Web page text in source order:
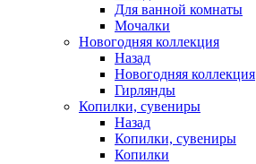
Для ванной комнаты
Мочалки
Новогодняя коллекция
Назад
Новогодняя коллекция
Гирлянды
Копилки, сувениры
Назад
Копилки, сувениры
Копилки